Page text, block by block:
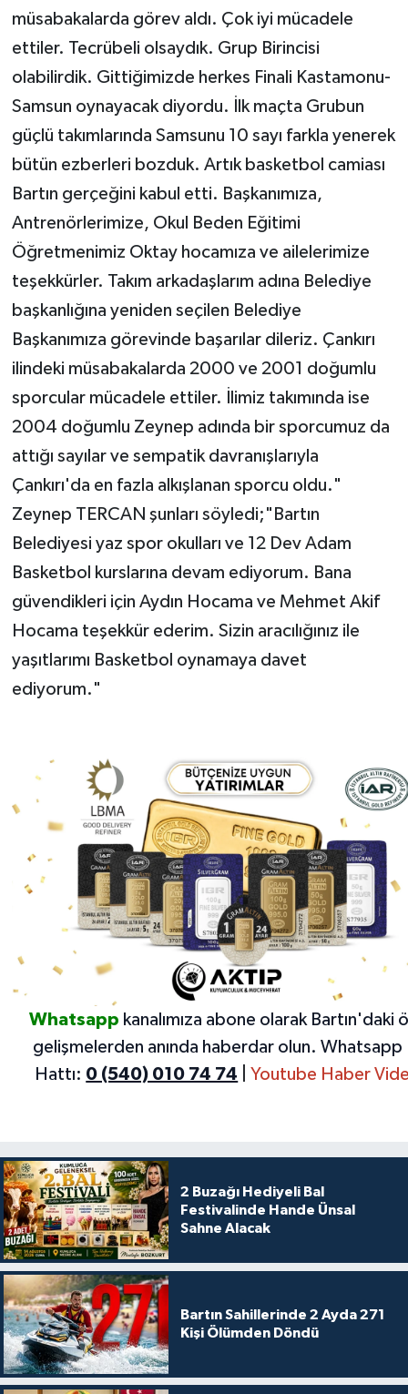
müsabakalarda görev aldı. Çok iyi mücadele
ettiler. Tecrübeli olsaydık. Grup Birincisi
olabilirdik. Gittiğimizde herkes Finali Kastamonu-
Samsun oynayacak diyordu. İlk maçta Grubun
güçlü takımlarında Samsunu 10 sayı farkla yenerek
bütün ezberleri bozduk. Artık basketbol camiası
Bartın gerçeğini kabul etti. Başkanımıza,
Antrenörlerimize, Okul Beden Eğitimi
Öğretmenimiz Oktay hocamıza ve ailelerimize
teşekkürler. Takım arkadaşlarım adına Belediye
başkanlığına yeniden seçilen Belediye
Başkanımıza görevinde başarılar dileriz. Çankırı
ilindeki müsabakalarda 2000 ve 2001 doğumlu
sporcular mücadele ettiler. İlimiz takımında ise
2004 doğumlu Zeynep adında bir sporcumuz da
attığı sayılar ve sempatik davranışlarıyla
Çankırı'da en fazla alkışlanan sporcu oldu."
Zeynep TERCAN şunları söyledi;"Bartın
Belediyesi yaz spor okulları ve 12 Dev Adam
Basketbol kurslarına devam ediyorum. Bana
güvendikleri için Aydın Hocama ve Mehmet Akif
Hocama teşekkür ederim. Sizin aracılığınız ile
yaşıtlarımı Basketbol oynamaya davet
ediyorum."
Whatsapp kanalımıza abone olarak Bartın'daki
gelişmelerden anında haberdar olun. Whatsapp
Hattı: 0 (540) 010 74 74 Youtube Haber
2 Buzağı Hediyeli Bal
Festivalinde Hande Ünsal
Sahne Alacak
Bartın Sahillerinde 2 Ayda 271
Kişi Ölümden Döndü